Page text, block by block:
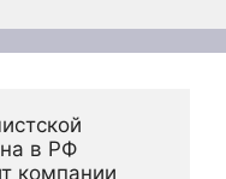
в РФ
компании